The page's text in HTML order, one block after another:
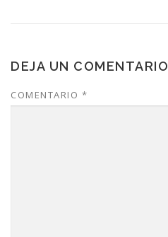
DEJA UN COMENTARIO
COMENTARIO *